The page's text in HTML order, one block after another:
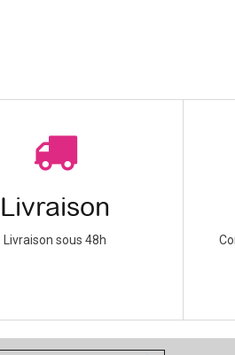
Livraison
Livraison sous 48h